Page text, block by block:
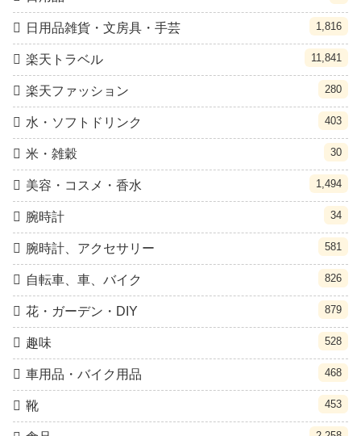
日用品雑貨・文房具・手芸 1,816
楽天トラベル 11,841
楽天ファッション 280
水・ソフトドリンク 403
米・雑穀 30
美容・コスメ・香水 1,494
腕時計 34
腕時計、アクセサリー 581
自転車、車、バイク 826
花・ガーデン・DIY 879
趣味 528
車用品・バイク用品 468
靴 453